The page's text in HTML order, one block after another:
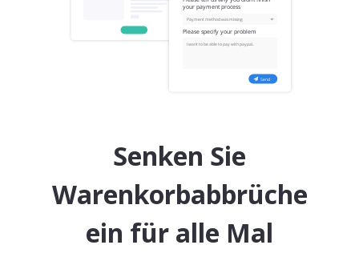
Senken Sie
Warenkorbabbrüche
ein für alle Mal